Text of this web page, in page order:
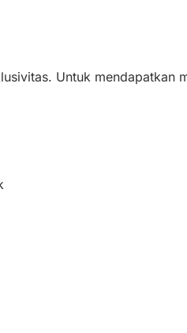
Untuk mendapatkan